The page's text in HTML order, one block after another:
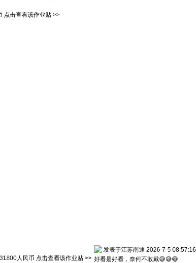
点击查看该作业贴 >>
31800人民币 点击查看该作业贴 >>
发表于江苏南通 2026-7-5 08:57:16
好看是好看，奈何不敢戴😅😅😅